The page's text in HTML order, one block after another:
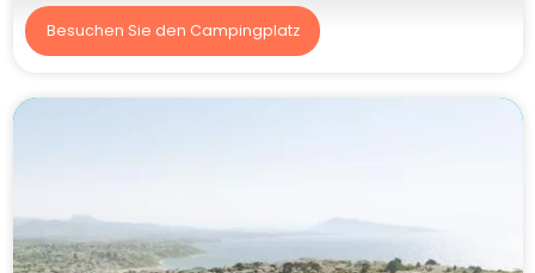
Besuchen Sie den Campingplatz